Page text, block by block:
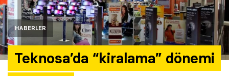
HABERLER
Teknosa’da “kiralama” dönemi